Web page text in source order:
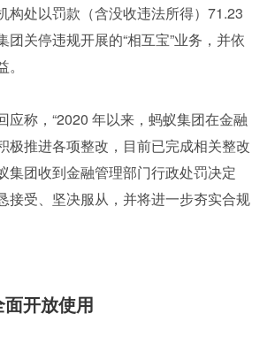
构处以罚款（含没收违法所得）71.23
团关停违规开展的“相互宝”业务，并依
应称，“2020 年以来，蚂蚁集团在金融
极推进各项整改，目前已完成相关整改
集团收到金融管理部门行政处罚决定
接受、坚决服从，并将进一步夯实合规
开放使用